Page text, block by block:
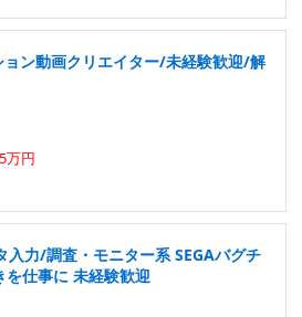
ン動画クリエイター/未経験歓迎/解
万円
入力/調査・モニター系 SEGAバグチ
を仕事に 未経験歓迎